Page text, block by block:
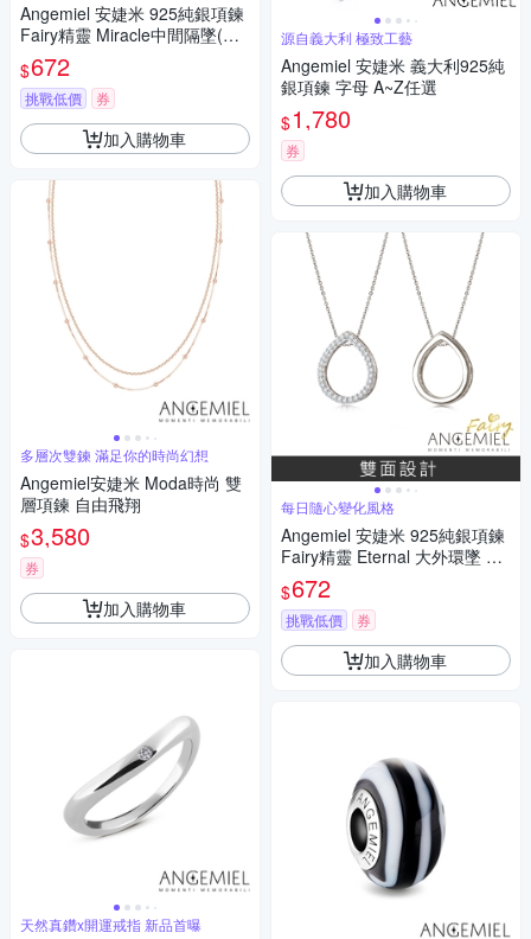
Angemiel 安婕米 925純銀項鍊
Fairy精靈 Miracle中間隔墜(紫
鑽.銀)
$672
挑戰低價 券
加入購物車
多層次雙鍊 滿足你的時尚幻想
Angemiel安婕米 Moda時尚 雙
層項鍊 自由飛翔
$3,580
券
加入購物車
天然真鑽x開運戒指 新品首曝
源自義大利 極致工藝
Angemiel 安婕米 義大利925純
銀項鍊 字母 A~Z任選
$1,780
券
加入購物車
每日隨心變化風格
Angemiel 安婕米 925純銀項鍊
Fairy精靈 Eternal 大外環墜 白
鑽.銀
$672
挑戰低價 券
加入購物車